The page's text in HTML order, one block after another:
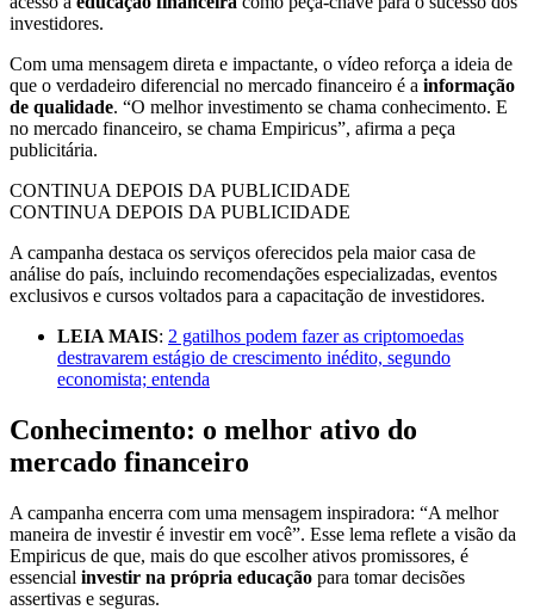
investidores.
Com uma mensagem direta e impactante, o vídeo reforça a ideia de
que o verdadeiro diferencial no mercado financeiro é a informação
de qualidade. “O melhor investimento se chama conhecimento. E
no mercado financeiro, se chama Empiricus”, afirma a peça
publicitária.
CONTINUA DEPOIS DA PUBLICIDADE
CONTINUA DEPOIS DA PUBLICIDADE
A campanha destaca os serviços oferecidos pela maior casa de
análise do país, incluindo recomendações especializadas, eventos
exclusivos e cursos voltados para a capacitação de investidores.
LEIA MAIS: 2 gatilhos podem fazer as criptomoedas
destravarem estágio de crescimento inédito, segundo
economista; entenda
Conhecimento: o melhor ativo do
mercado financeiro
A campanha encerra com uma mensagem inspiradora: “A melhor
maneira de investir é investir em você”. Esse lema reflete a visão da
Empiricus de que, mais do que escolher ativos promissores, é
essencial investir na própria educação para tomar decisões
assertivas e seguras.